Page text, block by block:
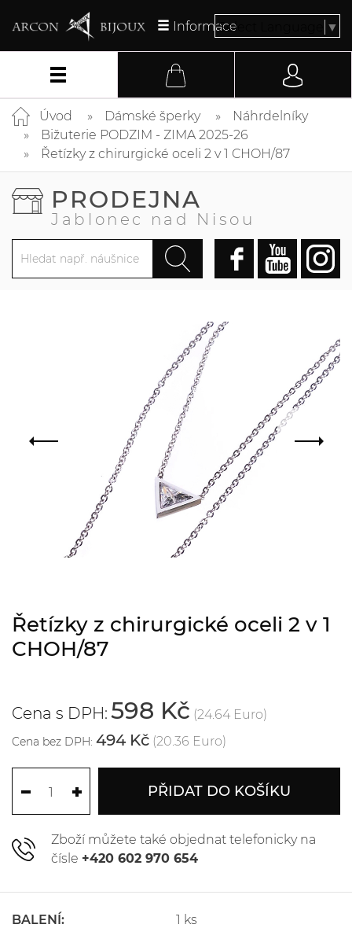
InformaceSelect Language ▼
Úvod Dámské šperky
Náhrdelníky
Bižuterie PODZIM - ZIMA 2025-26
Řetízky z chirurgické oceli 2 v 1 CHOH/87
PRODEJNA
Jablonec nad Nisou
Řetízky z chirurgické oceli 2 v 1
CHOH/87
Cena s DPH: 598 Kč (24.64 Euro)
Cena bez DPH: 494 Kč (20.36 Euro)
PŘIDAT DO KOŠÍKU
Zboží můžete také objednat telefonicky na
čísle +420 602 970 654
BALENÍ: 1 ks